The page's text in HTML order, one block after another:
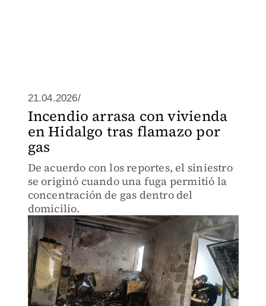
21.04.2026/
Incendio arrasa con vivienda
en Hidalgo tras flamazo por
gas
De acuerdo con los reportes, el siniestro
se originó cuando una fuga permitió la
concentración de gas dentro del
domicilio.